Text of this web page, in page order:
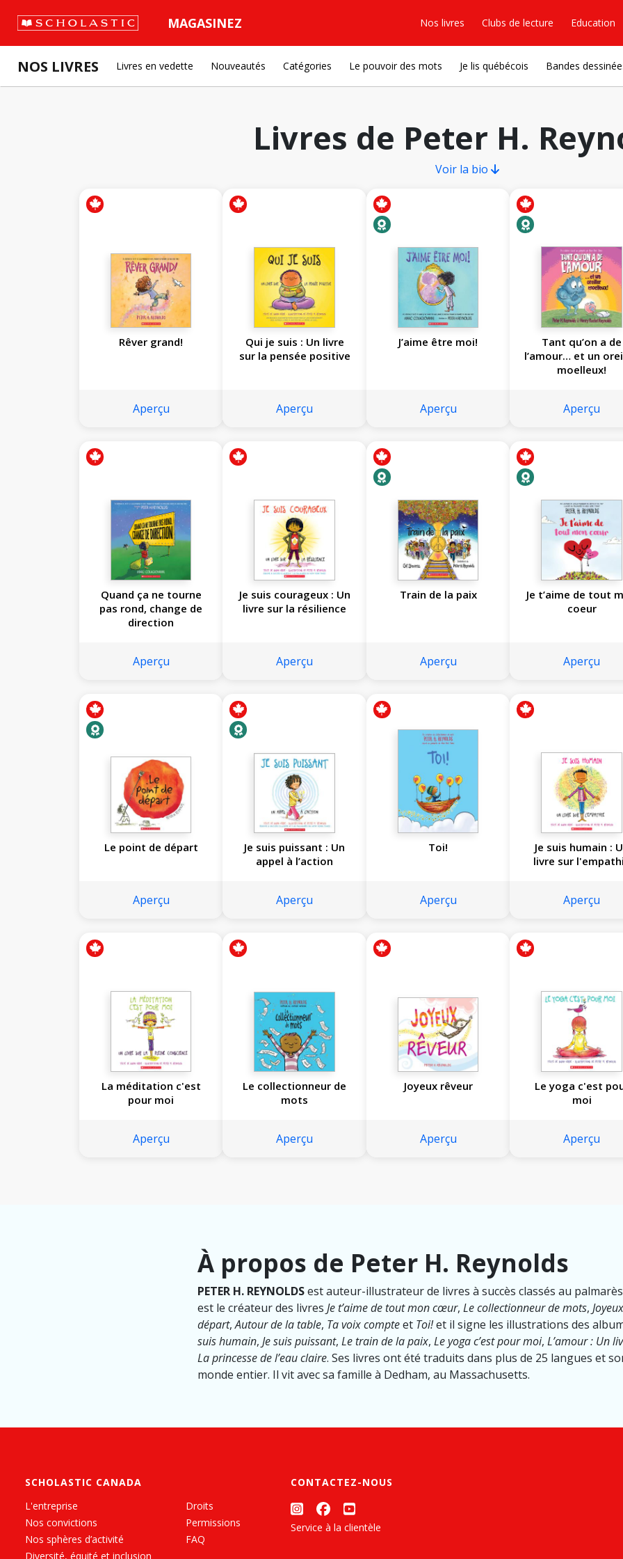
MAGASINEZ Nos livres Clubs de lecture Education
NOS LIVRES Livres en vedette Nouveautés Catégories Le pouvoir des mots Je lis québécois Bandes
Livres de Peter H.
Voir la bio
Rêver grand!
Aperçu
Qui je suis : Un livre
sur la pensée positive
Aperçu
J’aime être moi!
Aperçu
Tant qu’on a de
l’amour… et un
moelleux!
Aperçu
Quand ça ne tourne
pas rond, change de
direction
Aperçu
Je suis courageux : Un
livre sur la résilience
Aperçu
Train de la paix
Aperçu
Je t’aime de tout
coeur
Aperçu
Le point de départ
Aperçu
Je suis puissant : Un
appel à l’action
Aperçu
Toi!
Aperçu
Je suis humain :
livre sur
Aperçu
La méditation c'est
pour moi
Aperçu
Le collectionneur de
mots
Aperçu
Joyeux rêveur
Aperçu
Le yoga c'est
moi
Aperçu
À propos de Peter H. Reynolds
PETER H. REYNOLDSest auteur-illustrateur de livres à succès classés au
est le créateur des livres Je t’aime de tout mon cœur, Le collectionneur de mots,
départ,Autour de la table, Ta voix compteet Toi!et il signe les illustrations des
suis humain, Je suis puissant, Le train de la paix, Le yoga c’est pour moi, L’amour : Un
La princesse de l’eau claire. Ses livres ont été traduits dans plus de 25 langues et
monde entier. Il vit avec sa famille à Dedham, au Massachusetts.
SCHOLASTIC CANADA
L'entreprise
Nos convictions
Nos sphères d’activité
Diversité, équité et inclusion
Droits
Permissions
FAQ
CONTACTEZ-NOUS
Service à la clientèle